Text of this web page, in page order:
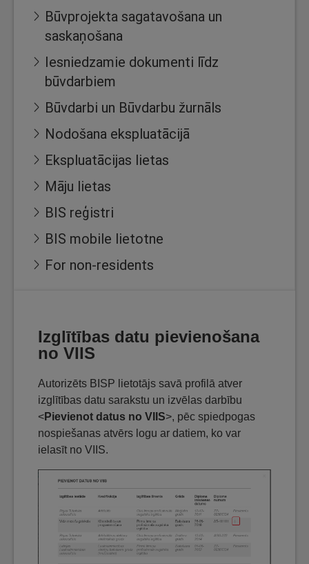
Būvprojekta sagatavošana un
saskaņošana
Iesniedzamie dokumenti līdz
būvdarbiem
Būvdarbi un Būvdarbu žurnāls
Nodošana ekspluatācijā
Ekspluatācijas lietas
Māju lietas
BIS reģistri
BIS mobile lietotne
For non-residents
Izglītības datu pievienošana
no VIIS
Autorizēts BISP lietotājs savā profilā atver
izglītības datu sarakstu un izvēlas darbību
<Pievienot datus no VIIS>, pēc spiedpogas
nospiešanas atvērs logu ar datiem, ko var
ielasīt no VIIS.